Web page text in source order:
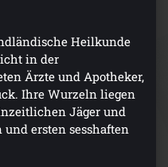
Heilkunde
in der
Ärzte und Apotheker,
Ihre Wurzeln liegen
Jäger und
ersten sesshaften